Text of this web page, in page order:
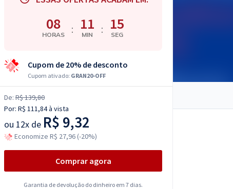
08
HORAS : 11
MIN : 14
SEG
Cupom de 20% de desconto
Cupom ativado: GRAN20-OFF
De: R$ 139,80
Por: R$ 111,84à vista
ou 12x de R$ 9,32
Economize R$ 27,96 (-20%)
Comprar agora
Garantia de devolução do dinheiro em 7 dias.